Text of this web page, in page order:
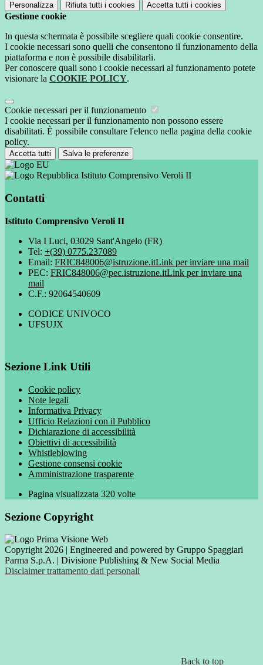
Personalizza Rifiuta tutti i cookies Accetta tutti i cookies
Gestione cookie
In questa schermata è possibile scegliere quali cookie consentire.
I cookie necessari sono quelli che consentono il funzionamento della
piattaforma e non è possibile disabilitarli.
Per conoscere quali sono i cookie necessari al funzionamento potete
visionare la COOKIE POLICY.
Cookie necessari per il funzionamento
I cookie necessari per il funzionamento non possono essere
disabilitati. È possibile consultare l'elenco nella pagina della cookie
policy.
Accetta tutti Salva le preferenze
Istituto Comprensivo Veroli II
Contatti
Istituto Comprensivo Veroli II
Via I Luci, 03029 Sant'Angelo (FR)
Tel: +(39) 0775.237089
Email: FRIC848006@istruzione.itLink per inviare una mail
PEC: FRIC848006@pec.istruzione.itLink per inviare una
mail
C.F.: 92064540609
CODICE UNIVOCO
UFSUJX
Sezione Link Utili
Cookie policy
Note legali
Informativa Privacy
Ufficio Relazioni con il Pubblico
Dichiarazione di accessibilità
Obiettivi di accessibilità
Whistleblowing
Gestione consensi cookie
Amministrazione trasparente
Pagina visualizzata 320 volte
Sezione Copyright
Copyright 2026 | Engineered and powered by Gruppo Spaggiari
Parma S.p.A. | Divisione Publishing & New Social Media
Disclaimer trattamento dati personali
Back to top